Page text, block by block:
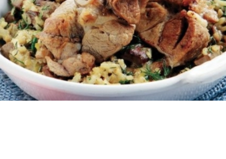
Εύκολη 2:15
8 1 ώρα και 30 λεπτά 45 λεπτά